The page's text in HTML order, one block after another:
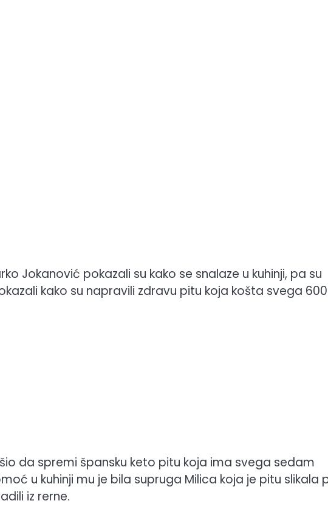
Jokanović pokazali su kako se snalaze u kuhinji, pa su
kako su napravili zdravu pitu koja košta svega 600
da spremi špansku keto pitu koja ima svega sedam
u kuhinji mu je bila supruga Milica koja je pitu slikala
iz rerne.